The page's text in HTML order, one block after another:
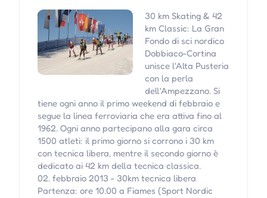
30 km Skating & 42
km Classic: La Gran
Fondo di sci nordico
Dobbiaco-Cortina
unisce l'Alta Pusteria
con la perla
dell'Ampezzano. Si
tiene ogni anno il primo weekend di febbraio e
segue la linea ferroviaria che era attiva fino al
1962. Ogni anno partecipano alla gara circa
1500 atleti: il primo giorno si corrono i 30 km
con tecnica libera, mentre il secondo giorno è
dedicato ai 42 km della tecnica classica.
02. febbraio 2013 - 30km tecnica libera
Partenza: ore 10.00 a Fiames (Sport Nordic